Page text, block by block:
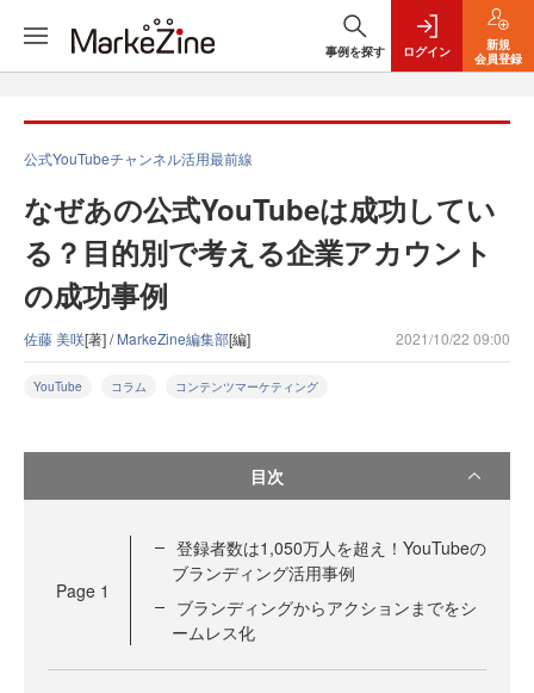
事例を探す ログイン
新規
会員登録
公式YouTubeチャンネル活用最前線
なぜあの公式YouTubeは成功してい
る？目的別で考える企業アカウント
の成功事例
佐藤 美咲[著] /MarkeZine編集部[編] 2021/10/22 09:00
YouTube コラム コンテンツマーケティング
目次
Page 1
登録者数は1,050万人を超え！YouTubeの
ブランディング活用事例
ブランディングからアクションまでをシ
ームレス化